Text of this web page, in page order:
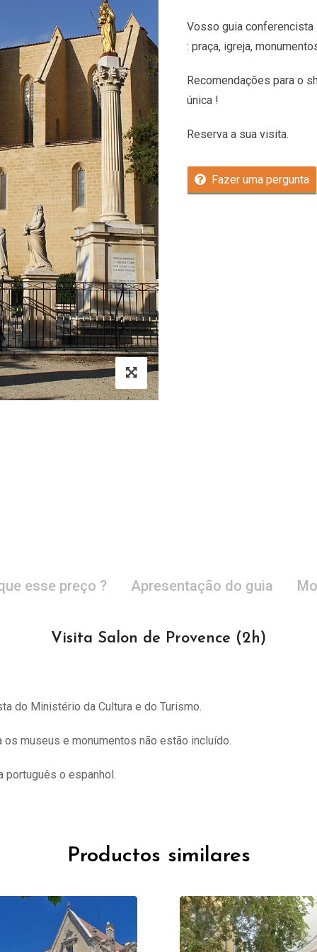
Vosso guia
: praça, igreja,
Recomendações para o
única !
Reserva a sua visita.
Fazer uma pergunta
esse preço ? Apresentação do guia
Visita Salon de Provence (2h)
do Ministério da Cultura e do Turismo.
museus e monumentos não estão incluído.
o espanhol.
Productos similares